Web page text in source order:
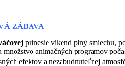
ZÁBAVA
prinesie víkend plný smiechu,
množstvo animačných programov
efektov a nezabudnuteľnej